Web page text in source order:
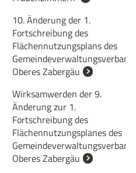
10. Änderung der 1.
Fortschreibung des
Flächennutzungsplans des
Gemeindeverwaltungsverbands
Oberes Zabergäu
Wirksamwerden der 9.
Änderung zur 1.
Fortschreibung des
Flächennutzungsplanes des
Gemeindeverwaltungsverbandes
Oberes Zabergäu